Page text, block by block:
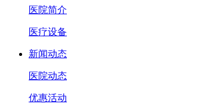
医院简介
医疗设备
新闻动态
医院动态
优惠活动